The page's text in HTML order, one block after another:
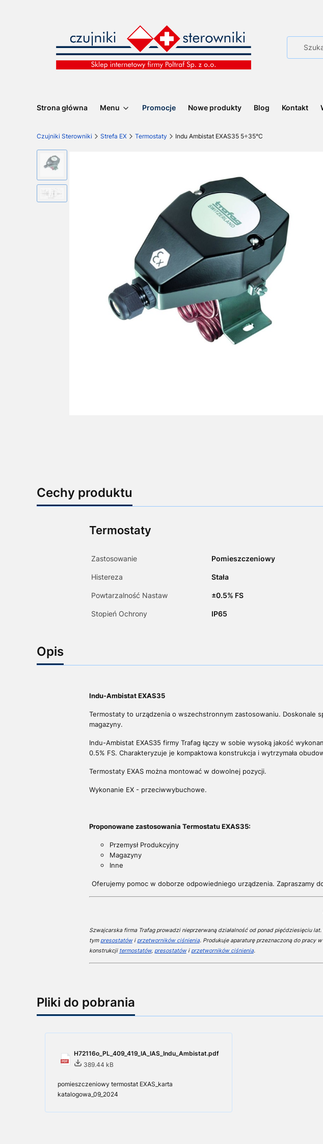
Strona główna Menu Promocje Nowe produkty Blog Kontakt
Czujniki Sterowniki Strefa EX Termostaty Indu Ambistat EXAS35 5÷35°C
Cechy produktu
Termostaty
Zastosowanie Pomieszczeniowy
Histereza Stała
Powtarzalność Nastaw ±0.5% FS
Stopień Ochrony IP65
Opis
Indu-Ambistat EXAS35
Termostaty to urządzenia o wszechstronnym zastosowaniu. Doskonale
magazyny.
Indu-Ambistat EXAS35 firmy Trafag łączy w sobie wysoką jakość
0.5% FS. Charakteryzuje je kompaktowa konstrukcja i wytrzymała
Termostaty EXAS można montować w dowolnej pozycji.
Wykonanie EX - przeciwwybuchowe.
Proponowane zastosowania Termostatu EXAS35:
Przemysł Produkcyjny
Magazyny
Inne
Oferujemy pomoc w doborze odpowiedniego urządzenia. Zapraszamy
Szwajcarska firma Trafag prowadzi nieprzerwaną działalność od ponad pięćdziesięciu
tym presostatówi przetworników ciśnienia. Produkuje aparaturę przeznaczoną do pracy
konstrukcji termostatów, presostatówi przetworników ciśnienia.
Pliki do pobrania
H72116o_PL_409_419_IA_IAS_Indu_Ambistat.pdf
389.44 kB
pomieszczeniowy termostat EXAS_karta
katalogowa_09_2024